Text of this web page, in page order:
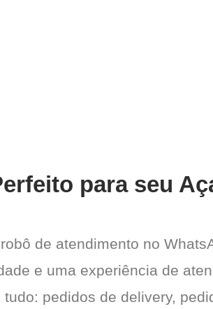
para seu
de atendimento no
e uma experiência de
pedidos de delivery,